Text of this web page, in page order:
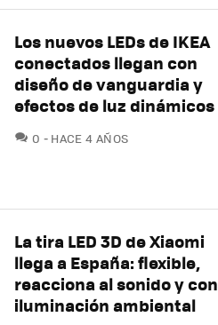
Los nuevos LEDs de IKEA
conectados llegan con
diseño de vanguardia y
efectos de luz dinámicos
0 COMENTARIOS
HACE 4 AÑOS
La tira LED 3D de Xiaomi
llega a España: flexible,
reacciona al sonido y con
iluminación ambiental